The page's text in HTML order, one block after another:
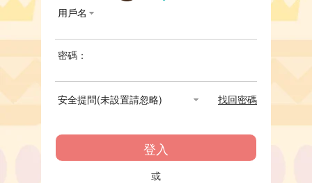
用戶名
密碼：
安全提問(未設置請忽略) 找回密碼
登入
或